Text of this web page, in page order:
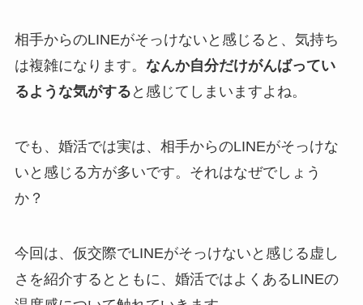
相手からのLINEがそっけないと感じると、気持ち
は複雑になります。 なんか自分だけがんばってい
るような気がする と感じてしまいますよね。
でも、婚活では実は、相手からのLINEがそっけな
いと感じる方が多いです。それはなぜでしょう
か？
今回は、仮交際でLINEがそっけないと感じる虚し
さを紹介するとともに、婚活ではよくあるLINEの